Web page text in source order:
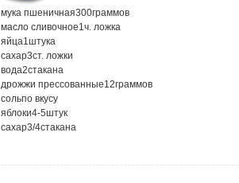
мука пшеничная300граммов
масло сливочное1ч. ложка
яйца1штука
сахар3ст. ложки
вода2стакана
дрожжи прессованные12граммов
сольпо вкусу
яблоки4-5штук
сахар3/4стакана